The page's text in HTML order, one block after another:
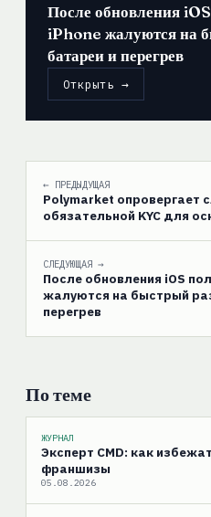
После обновления
iPhone жалуются на
батареи и перегрев
Открыть →
← ПРЕДЫДУЩАЯ
Polymarket опровергает
обязательной KYC для
СЛЕДУЮЩАЯ →
После обновления iOS
жалуются на быстрый
перегрев
По теме
ЖУРНАЛ
Эксперт CMD: как
франшизы
05.08.2026